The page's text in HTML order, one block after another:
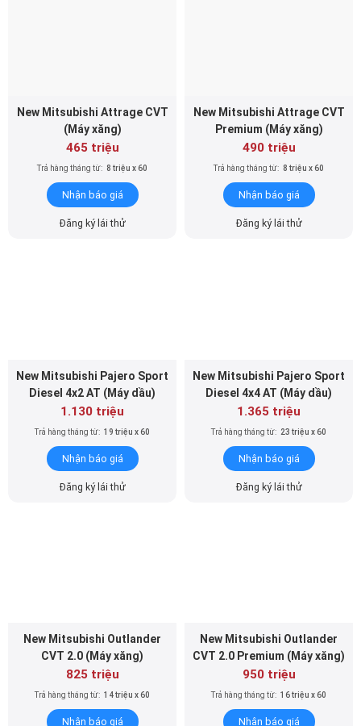
New Mitsubishi Attrage CVT
(Máy xăng)
465 triệu
Trả hàng tháng từ: 8 triệu x 60
Nhận báo giá
Đăng ký lái thử
New Mitsubishi Attrage CVT
Premium (Máy xăng)
490 triệu
Trả hàng tháng từ: 8 triệu x 60
Nhận báo giá
Đăng ký lái thử
New Mitsubishi Pajero Sport
Diesel 4x2 AT (Máy dầu)
1.130 triệu
Trả hàng tháng từ: 19 triệu x 60
Nhận báo giá
Đăng ký lái thử
New Mitsubishi Pajero Sport
Diesel 4x4 AT (Máy dầu)
1.365 triệu
Trả hàng tháng từ: 23 triệu x 60
Nhận báo giá
Đăng ký lái thử
New Mitsubishi Outlander
CVT 2.0 (Máy xăng)
825 triệu
Trả hàng tháng từ: 14 triệu x 60
Nhận báo giá
New Mitsubishi Outlander
CVT 2.0 Premium (Máy xăng)
950 triệu
Trả hàng tháng từ: 16 triệu x 60
Nhận báo giá